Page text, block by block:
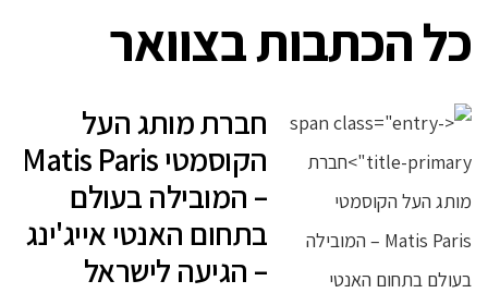
כל הכתבות בצוואר
חברת מותג העל
הקוסמטי Matis Paris
– המובילה בעולם
בתחום האנטי אייג'ינג
– הגיעה לישראל